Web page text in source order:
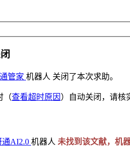
管家 机器人 关闭了本次求助。
（查看超时原因 ）自动关闭，请核
通AI2.0 机器人 未找到该文献，机